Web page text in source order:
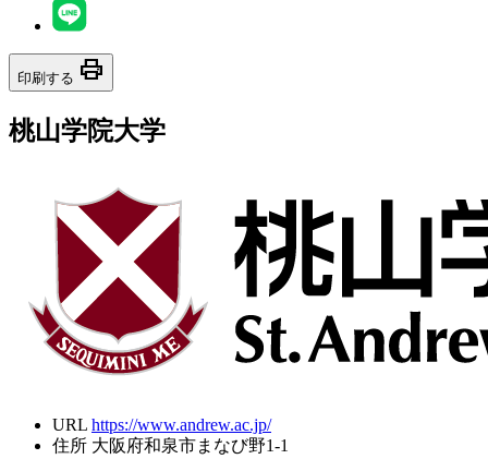
印刷する print
桃山学院大学
URL https://www.andrew.ac.jp/
住所 大阪府和泉市まなび野1-1